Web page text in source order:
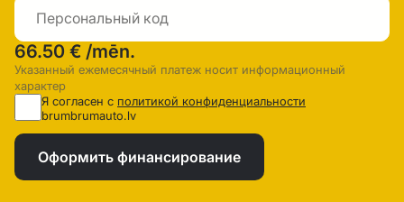
66.50 € /mēn.
Указанный ежемесячный платеж носит информационный
характер
Я согласен с политикой конфиденциальности
brumbrumauto.lv
Оформить финансирование